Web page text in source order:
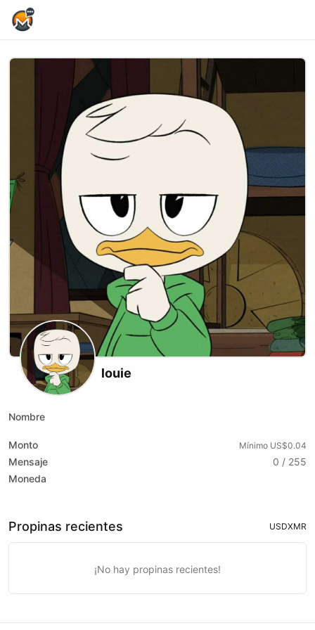
louie
Nombre
Monto Mínimo US$0.04
Mensaje
0 / 255
Moneda
Propinas recientes USDXMR
¡No hay propinas recientes!